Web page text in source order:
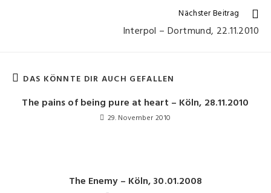
Nächster Beitrag
Interpol – Dortmund, 22.11.2010
DAS KÖNNTE DIR AUCH GEFALLEN
The pains of being pure at heart – Köln, 28.11.2010
29. November 2010
The Enemy – Köln, 30.01.2008